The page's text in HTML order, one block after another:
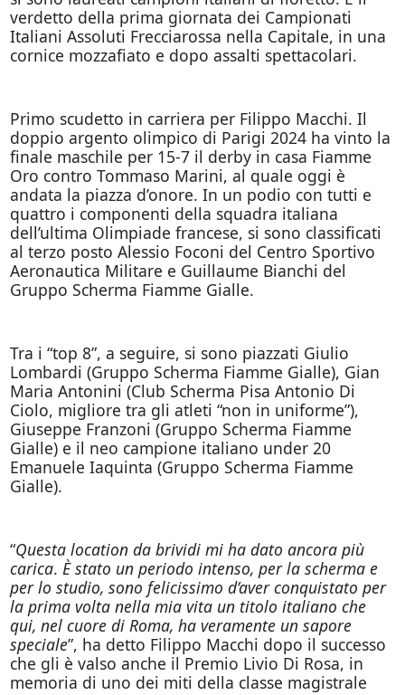
verdetto della prima giornata dei Campionati
Italiani Assoluti Frecciarossa nella Capitale, in una
cornice mozzafiato e dopo assalti spettacolari.
Primo scudetto in carriera per Filippo Macchi. Il
doppio argento olimpico di Parigi 2024 ha vinto la
finale maschile per 15-7 il derby in casa Fiamme
Oro contro Tommaso Marini, al quale oggi è
andata la piazza d’onore. In un podio con tutti e
quattro i componenti della squadra italiana
dell’ultima Olimpiade francese, si sono classificati
al terzo posto Alessio Foconi del Centro Sportivo
Aeronautica Militare e Guillaume Bianchi del
Gruppo Scherma Fiamme Gialle.
Tra i “top 8”, a seguire, si sono piazzati Giulio
Lombardi (Gruppo Scherma Fiamme Gialle), Gian
Maria Antonini (Club Scherma Pisa Antonio Di
Ciolo, migliore tra gli atleti “non in uniforme”),
Giuseppe Franzoni (Gruppo Scherma Fiamme
Gialle) e il neo campione italiano under 20
Emanuele Iaquinta (Gruppo Scherma Fiamme
Gialle).
“Questa location da brividi mi ha dato ancora più
carica. È stato un periodo intenso, per la scherma e
per lo studio, sono felicissimo d’aver conquistato per
la prima volta nella mia vita un titolo italiano che
qui, nel cuore di Roma, ha veramente un sapore
speciale”, ha detto Filippo Macchi dopo il successo
che gli è valso anche il Premio Livio Di Rosa, in
memoria di uno dei miti della classe magistrale